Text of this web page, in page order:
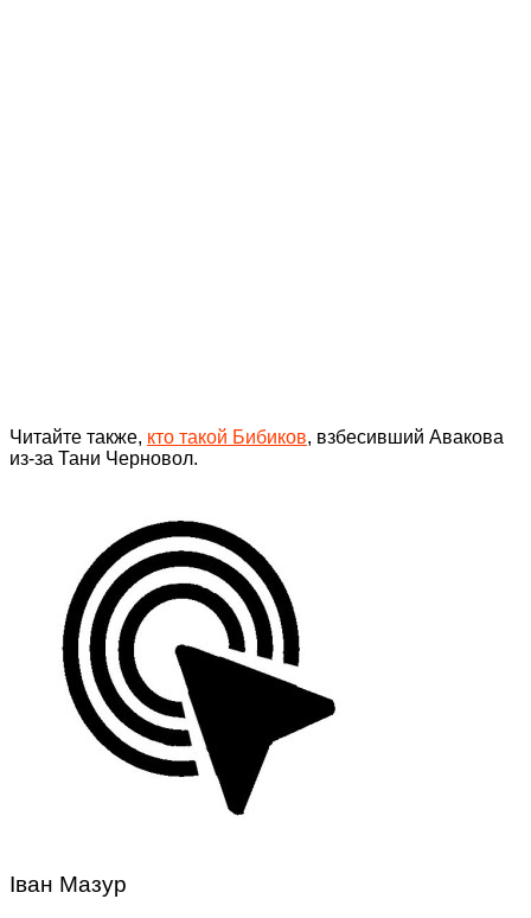
Читайте также, кто такой Бибиков, взбесивший Авакова
из-за Тани Черновол.
Іван Мазур